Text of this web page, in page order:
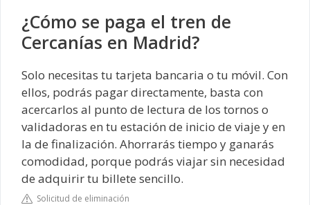
¿Cómo se paga el tren de
Cercanías en Madrid?
Solo necesitas tu tarjeta bancaria o tu móvil. Con
ellos, podrás pagar directamente, basta con
acercarlos al punto de lectura de los tornos o
validadoras en tu estación de inicio de viaje y en
la de finalización. Ahorrarás tiempo y ganarás
comodidad, porque podrás viajar sin necesidad
de adquirir tu billete sencillo.
Solicitud de eliminación